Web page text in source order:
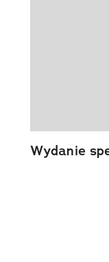
Wydanie